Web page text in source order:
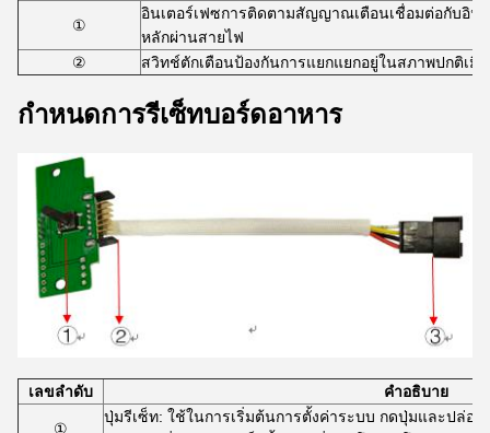
①
อินเตอร์เฟซการติดตามสัญญาณเตือนเชื่อมต่อกับอิน
หลักผ่านสายไฟ
②
สวิทช์ตักเตือนป้องกันการแยกแยกอยู่ในสภาพปกติเมื่
กําหนดการรีเซ็ทบอร์ดอาหาร
เลขลําดับ คําอธิบาย
①
ปุ่มรีเซ็ท: ใช้ในการเริ่มต้นการตั้งค่าระบบ กดปุ่มและปล่อย